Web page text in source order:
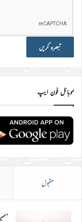
موبائل فون ایپ
مقبول